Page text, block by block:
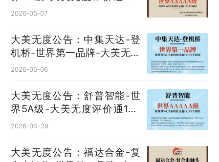
国
2026-05-07
大美无度公告：中集天达-登
机桥‌-世界第一品牌-大美无度
评价通193国
2026-05-06
大美无度公告：舒普智能-世
界5A级-大美无度评价通193
国
2026-04-29
大美无度公告：福达合金-复